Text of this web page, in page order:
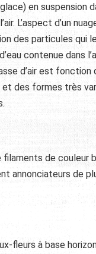
en suspension
L’aspect d’un
des particules qui
contenue dans
d’air est
et des formes très
de couleur
annonciateurs de
fleurs à base